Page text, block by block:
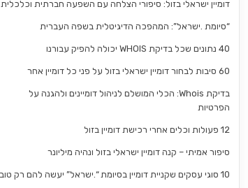
דומיין ישראלי בזול: סיפורי הצלחה עם השפעה חברתית וכלכלית
“סיומת .ישראל”: המהפכה הדיגיטלית בשפה העברית
40 נתונים שכל בדיקת WHOIS יכולה להפיק עבורנו
60 סיבות לבחור דומיין ישראלי בזול על פני כל דומיין אחר
בדיקת Whois: הכלי המושלם לניהול דומיינים ולהגנה על
הפרטיות
12 פעולות וכלים אחרי רכישת דומיין בזול
סיפור אמיתי – קנה דומיין ישראלי בזול ונהיה מיליונר
10 סוגי עסקים שקניית דומיין בסיומת “.ישראל” יעשה להם רק טוב